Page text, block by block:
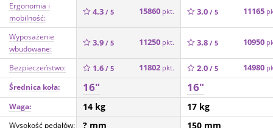
Ergonomia i
mobilność:
4.3 / 5 15860 pkt. 3.0 / 5 11165
Wyposażenie
wbudowane:
3.9 / 5 11250 pkt. 3.8 / 5 10950
Bezpieczeństwo: 1.6 / 5 11802 pkt. 2.0 / 5 14980
Średnica koła: 16" 16"
Waga: 14 kg 17 kg
Wysokość pedałów: ? mm 150 mm